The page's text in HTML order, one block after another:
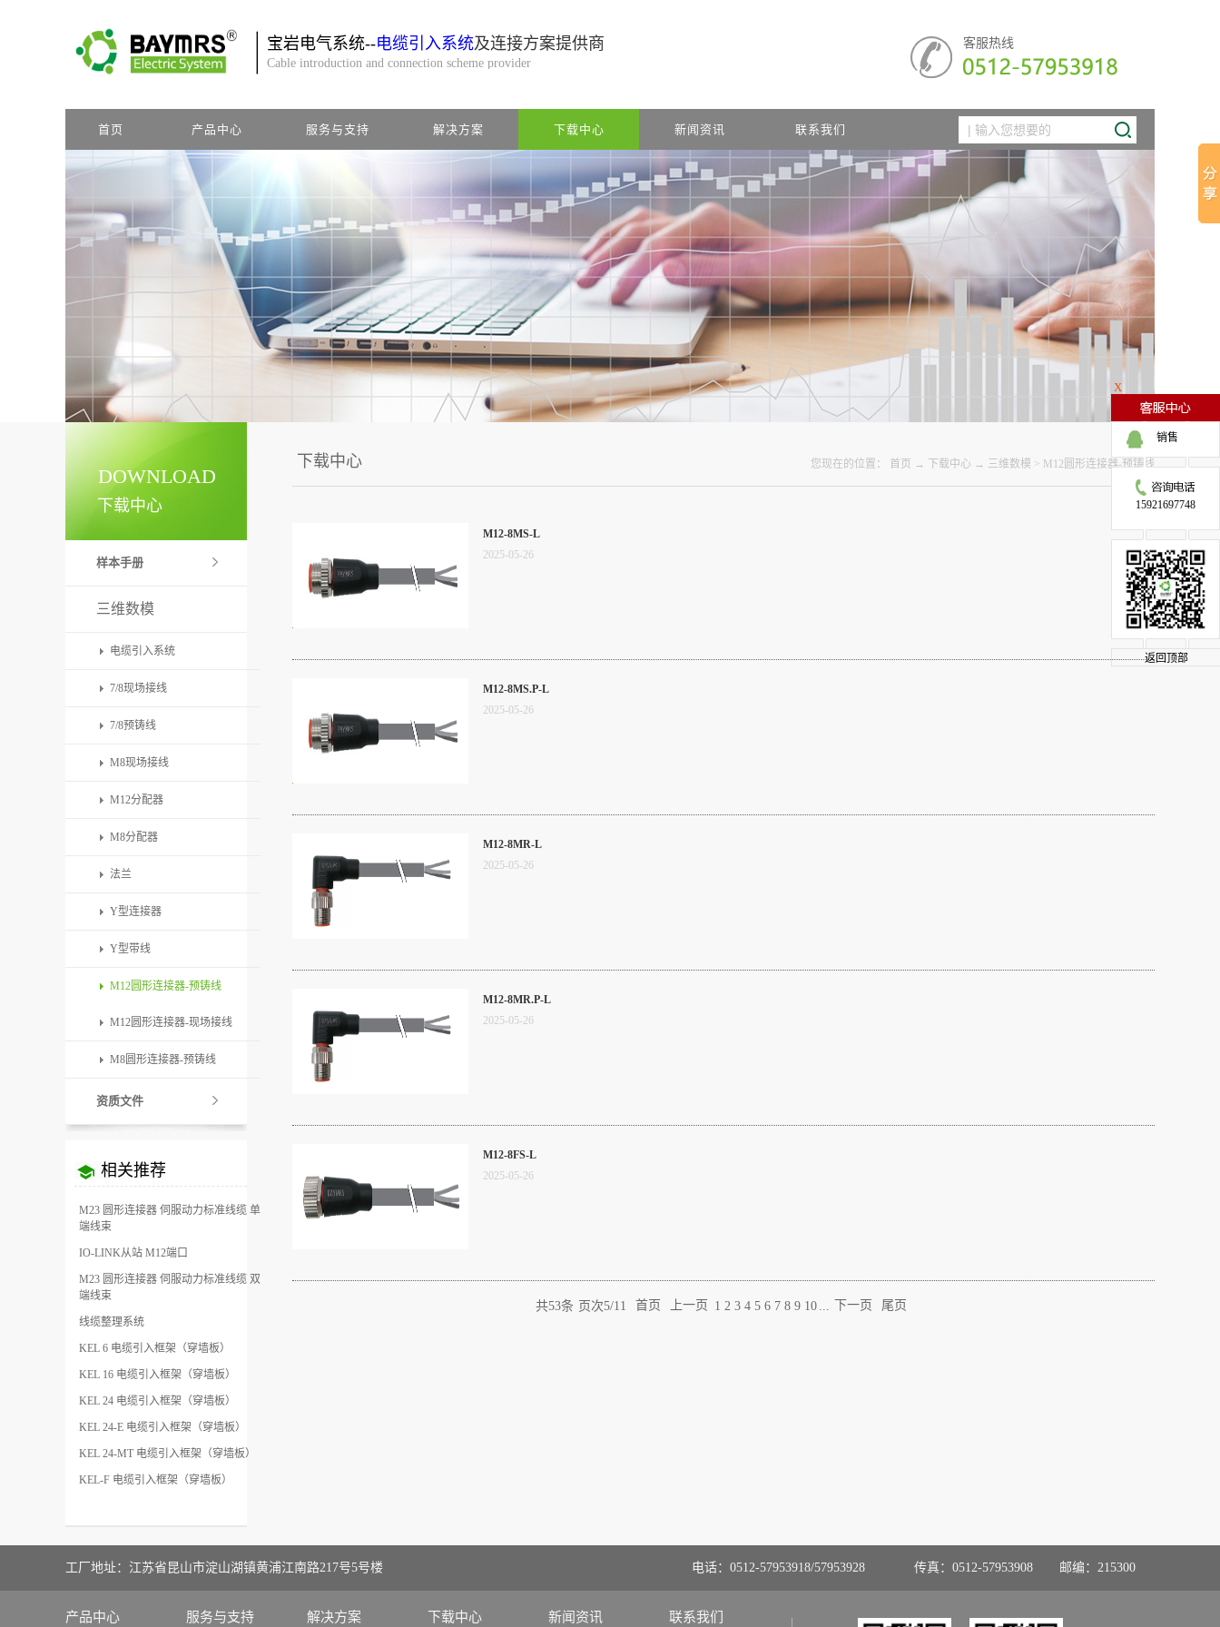
客服热线
宝岩电气系统--电缆引入系统及连接方案提供商
Cable introduction and connection scheme provider
首页 产品中心 服务与支持 解决方案 下载中心 新闻资讯 联系我们
下载中心
DOWNLOAD
样本手册
三维数模
电缆引入系统
7/8现场接线
7/8预铸线
M8现场接线
M12分配器
M8分配器
法兰
Y型连接器
Y型带线
M12圆形连接器-预铸线
M12圆形连接器-现场接线
M8圆形连接器-预铸线
资质文件
相关推荐
M23 圆形连接器 伺服动力标准线缆 单
端线束
IO-LINK从站 M12端口
M23 圆形连接器 伺服动力标准线缆 双
端线束
线缆整理系统
KEL 6 电缆引入框架（穿墙板）
KEL 16 电缆引入框架（穿墙板）
KEL 24 电缆引入框架（穿墙板）
KEL 24-E 电缆引入框架（穿墙板）
KEL 24-MT 电缆引入框架（穿墙板）
KEL-F 电缆引入框架（穿墙板）
下载中心 您现在的位置： 首页 → 下载中心 → 三维数模 > M12圆形连接器-预铸线
M12-8MS-L
2025-05-26
M12-8MS.P-L
2025-05-26
M12-8MR-L
2025-05-26
M12-8MR.P-L
2025-05-26
M12-8FS-L
2025-05-26
共53条 页次5/11 首页 上一页 1 2 3 4 5 6 7 8 9 10 下一页 尾页
工厂地址：江苏省昆山市淀山湖镇黄浦江南路217号5号楼 电话：0512-57953918/57953928 传真：0512-57953908 邮编：215300
产品中心 服务与支持 解决方案 下载中心 新闻资讯 联系我们
X
销售
15921697748
返回顶部